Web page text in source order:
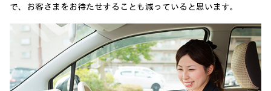
で、お客さまをお待たせすることも減っていると思います。